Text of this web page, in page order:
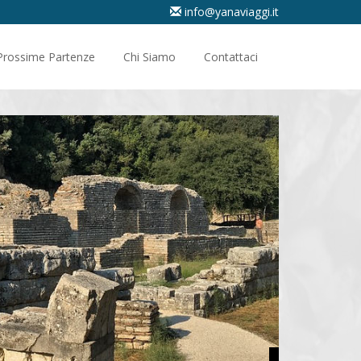
info@yanaviaggi.it
Partenze Chi Siamo Contattaci